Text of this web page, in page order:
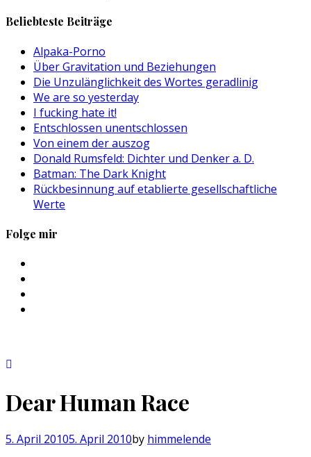
Beliebteste Beiträge
Alpaka-Porno
Über Gravitation und Beziehungen
Die Unzulänglichkeit des Wortes geradlinig
We are so yesterday
I fucking hate it!
Entschlossen unentschlossen
Von einem der auszog
Donald Rumsfeld: Dichter und Denker a. D.
Batman: The Dark Knight
Rückbesinnung auf etablierte gesellschaftliche
Werte
Folge mir
Dear Human Race
5. April 20105. April 2010by himmelende